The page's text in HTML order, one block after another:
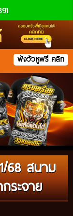
ฟังวัวหูฟรี คลิก
68 สนาม
ระจาย